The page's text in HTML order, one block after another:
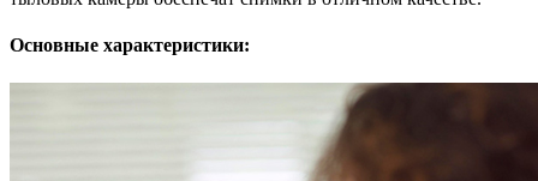
Основные характеристики: